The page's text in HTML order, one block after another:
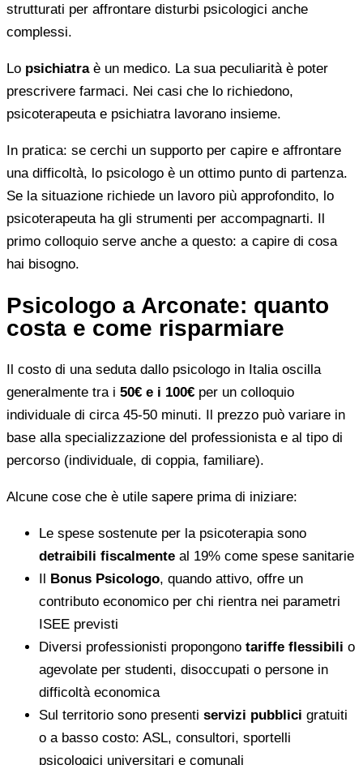
strutturati per affrontare disturbi psicologici anche
complessi.
Lo psichiatraè un medico. La sua peculiarità è poter
prescrivere farmaci. Nei casi che lo richiedono,
psicoterapeuta e psichiatra lavorano insieme.
In pratica: se cerchi un supporto per capire e affrontare
una difficoltà, lo psicologo è un ottimo punto di partenza.
Se la situazione richiede un lavoro più approfondito, lo
psicoterapeuta ha gli strumenti per accompagnarti. Il
primo colloquio serve anche a questo: a capire di cosa
hai bisogno.
Psicologo a Arconate: quanto
costa e come risparmiare
Il costo di una seduta dallo psicologo in Italia oscilla
generalmente tra i 50€ e i 100€ per un colloquio
individuale di circa 45-50 minuti. Il prezzo può variare in
base alla specializzazione del professionista e al tipo di
percorso (individuale, di coppia, familiare).
Alcune cose che è utile sapere prima di iniziare:
Le spese sostenute per la psicoterapia sono
detraibili fiscalmente al 19% come spese sanitarie
Il Bonus Psicologo, quando attivo, offre un
contributo economico per chi rientra nei parametri
ISEE previsti
Diversi professionisti propongono tariffe flessibili o
agevolate per studenti, disoccupati o persone in
difficoltà economica
Sul territorio sono presenti servizi pubblici gratuiti
o a basso costo: ASL, consultori, sportelli
psicologici universitari e comunali